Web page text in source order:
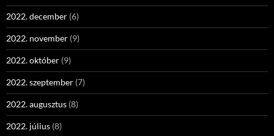
2022. december (6)
2022. november (9)
2022. október (9)
2022. szeptember (7)
2022. augusztus (8)
2022. július (8)